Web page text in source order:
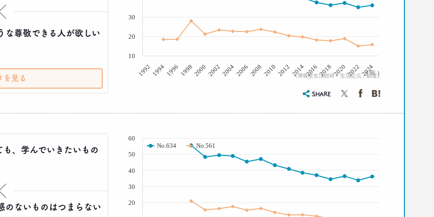
な尊敬できる人が欲しい
を見る
( 年 )
(博報堂生活総研「生活定点」調査)
1992 1994 1996 19982000 20022004200620082010 2012201420162018202020222024
10
20
30
SHARE
も、学んでいきたいもの
のないものはつまらない
No.634 No.561
30
40
50
60
20